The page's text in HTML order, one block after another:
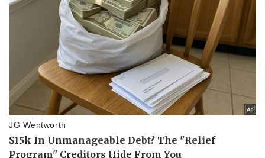
Pháp luật
Vụ án
Tin nóng
Tư vấn luật
Quân sự - Quốc phòng
Việt Nam
Phân tích